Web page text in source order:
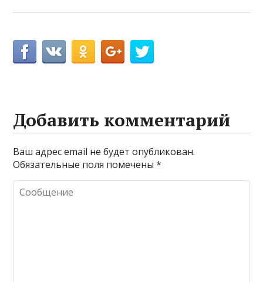
Добавить комментарий
Ваш адрес email не будет опубликован.
Обязательные поля помечены*